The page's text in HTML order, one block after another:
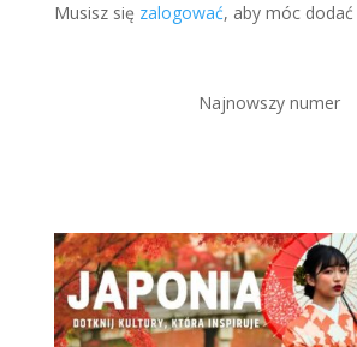
Musisz się zalogować, aby móc
Najnowszy numer